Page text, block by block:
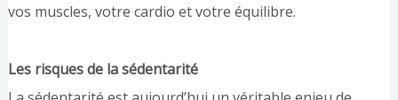
vos muscles, votre cardio et votre équilibre.
Les risques de la sédentarité